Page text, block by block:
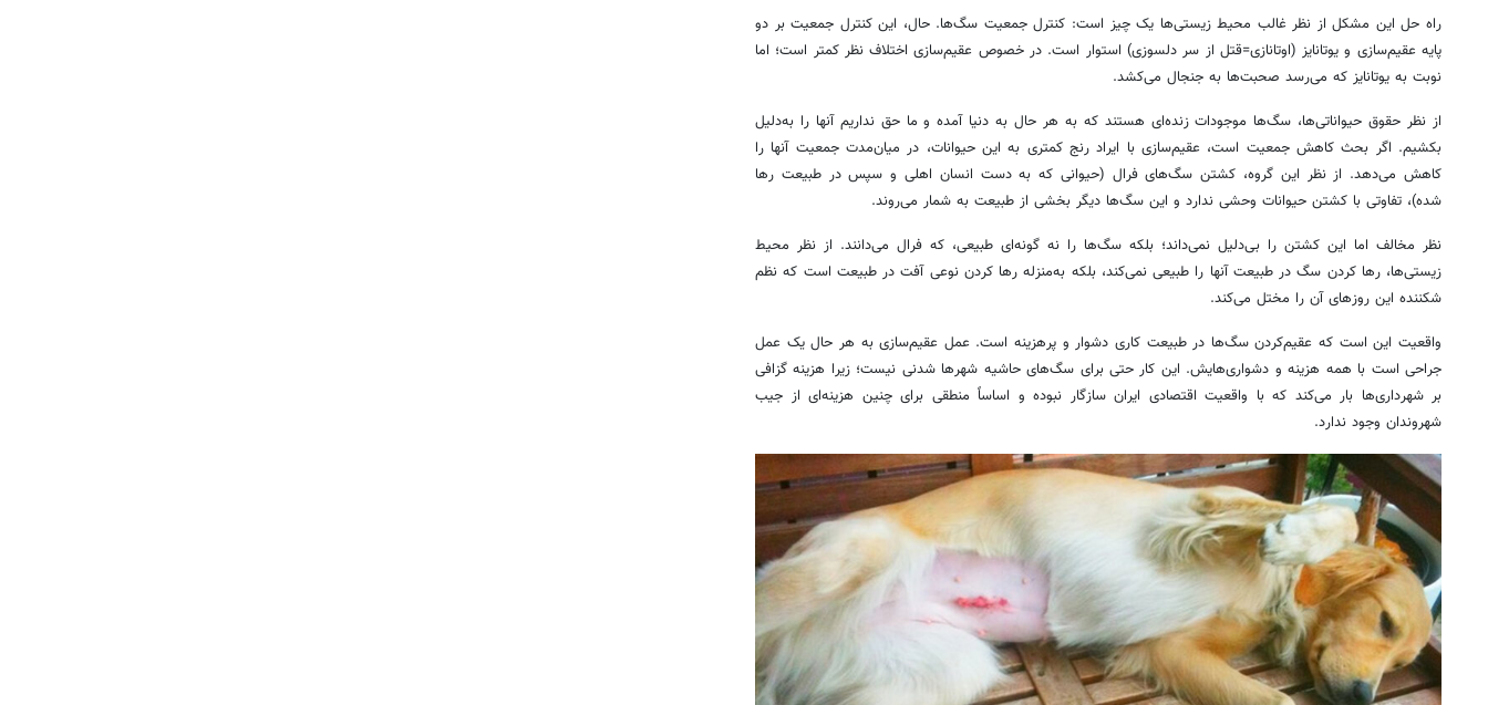
راه حل این مشکل از نظر غالب محیط زیستی‌ها یک چیز است: کنترل جمعیت سگ‌ها. حال، این کنترل جمعیت بر دو
پایه عقیم‌سازی و یوتانایز (اوتانازی=قتل از سر دلسوزی) استوار است. در خصوص عقیم‌سازی اختلاف نظر کمتر است؛ اما
نوبت به یوتانایز که می‌رسد صحبت‌ها به جنجال می‌کشد.
از نظر حقوق حیواناتی‌ها، سگ‌ها موجودات زنده‌ای هستند که به هر حال به دنیا آمده و ما حق نداریم آنها را به‌دلیل
بکشیم. اگر بحث کاهش جمعیت است، عقیم‌سازی با ایراد رنج کمتری به این حیوانات، در میان‌مدت جمعیت آنها را
کاهش می‌دهد. از نظر این گروه، کشتن سگ‌های فرال (حیوانی که به دست انسان اهلی و سپس در طبیعت رها
شده)، تفاوتی با کشتن حیوانات وحشی ندارد و این سگ‌ها دیگر بخشی از طبیعت به شمار می‌روند.
نظر مخالف اما این کشتن را بی‌دلیل نمی‌داند؛ بلکه سگ‌ها را نه گونه‌ای طبیعی، که فرال می‌دانند. از نظر محیط
زیستی‌ها، رها کردن سگ در طبیعت آنها را طبیعی نمی‌کند، بلکه به‌منزله رها کردن نوعی آفت در طبیعت است که نظم
شکننده این روزهای آن را مختل می‌کند.
واقعیت این است که عقیم‌کردن سگ‌ها در طبیعت کاری دشوار و پرهزینه است. عمل عقیم‌سازی به هر حال یک عمل
جراحی است با همه هزینه و دشواری‌هایش. این کار حتی برای سگ‌های حاشیه شهرها شدنی نیست؛ زیرا هزینه گزافی
بر شهرداری‌ها بار می‌کند که با واقعیت اقتصادی ایران سازگار نبوده و اساساً منطقی برای چنین هزینه‌ای از جیب
شهروندان وجود ندارد.